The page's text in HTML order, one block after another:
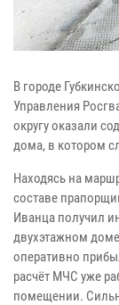
В городе
Управления
округу оказали
дома, в котором
Находясь на
составе
Иванца получил
двухэтажном
оперативно
расчёт МЧС уже
помещении.